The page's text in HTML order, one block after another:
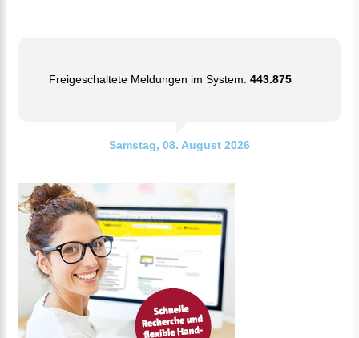
Freigeschaltete Meldungen im System: 443.875
Samstag, 08. August 2026